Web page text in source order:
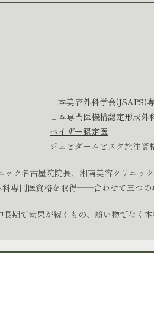
日本美容外科学会(JSAPS)
日本専門医機構認定形成外
ベイザー認定医
ジュビダームビスタ施注資
ク名古屋院院長、湘南美容クリニッ
専門医資格を取得――合わせて三つの
期で効果が続くもの、紛い物でなく本